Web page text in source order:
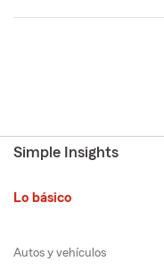
Simple Insights
Lo básico
Autos y vehículos